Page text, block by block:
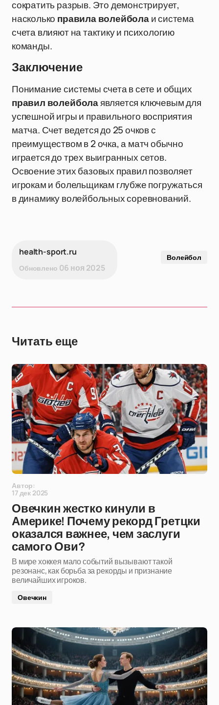
сократить разрыв. Это демонстрирует,
насколько правила волейболаи система
счета влияют на тактику и психологию
команды.
Заключение
Понимание системы счета в сете и общих
правил волейболаявляется ключевым для
успешной игры и правильного восприятия
матча. Счет ведется до 25 очков с
преимуществом в 2 очка, а матч обычно
играется до трех выигранных сетов.
Освоение этих базовых правил позволяет
игрокам и болельщикам глубже погружаться
в динамику волейбольных соревнований.
health-sport.ru
Обновлено 06 ноя 2025
Волейбол
Читать еще
Автор:
17 дек 2025
Овечкин жестко кинули в
Америке! Почему рекорд Гретцки
оказался важнее, чем заслуги
самого Ови?
В мире хоккея мало событий вызывают такой
резонанс, как борьба за рекорды и признание
величайших игроков.
Овечкин